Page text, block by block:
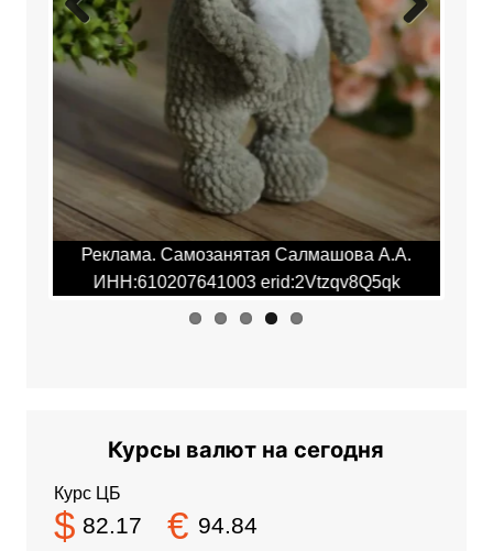
Реклама. Самозанятая Салмашова А.А.
ИНН:610207641003 erid:2Vtzqv8Q5qk
Previ
ous
Next
Курсы валют на сегодня
Курс ЦБ
$ 82.17 € 94.84